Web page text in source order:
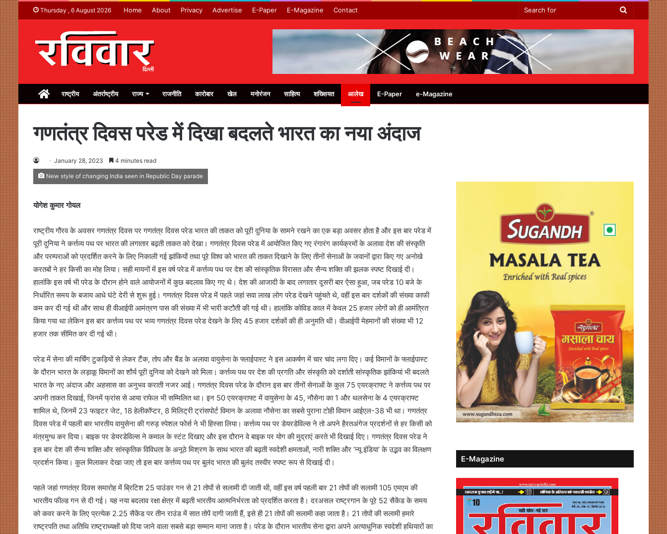
Thursday , 6 August 2026 Home About Privacy Advertise E-Paper E-Magazine Contact
Search
for
Homeराष्ट्रीय अंतर्राष्ट्रीय राज्य राजनीति कारोबार खेल मनोरंजन साहित्य शख्सियत आलेख E-Paper e-Magazine
गणतंत्र दिवस परेड में दिखा बदलते भारत का नया अंदाज
January 28, 2023 4 minutes read
New style of changing India seen in Republic Day parade
योगेश कुमार गोयल
राष्ट्रीय गौरव के अवसर गणतंत्र दिवस पर गणतंत्र दिवस परेड भारत की ताकत को पूरी दुनिया के सामने रखने का एक बड़ा अवसर होता है और इस बार परेड में
पूरी दुनिया ने कर्त्तव्य पथ पर भारत की लगातार बढ़ती ताकत को देखा। गणतंत्र दिवस परेड में आयोजित किए गए रंगारंग कार्यक्रमों के अलावा देश की संस्कृति
और परम्पराओं को प्रदर्शित करने के लिए निकाली गई झांकियों तथा पूरे विश्व को भारत की ताकत दिखाने के लिए तीनों सेनाओं के जवानों द्वारा किए गए अनोखे
करतबों ने हर किसी का मोह लिया। सही मायनों में इस वर्ष परेड में कर्त्तव्य पथ पर देश की सांस्कृतिक विरासत और सैन्य शक्ति की झलक स्पष्ट दिखाई दी।
हालांकि इस वर्ष भी परेड के दौरान होने वाले आयोजनों में कुछ बदलाव किए गए थे। देश की आजादी के बाद लगातार दूसरी बार ऐसा हुआ, जब परेड 10 बजे के
निर्धारित समय के बजाय आधे घंटे देरी से शुरू हुई। गणतंत्र दिवस परेड में पहले जहां सवा लाख लोग परेड देखने पहुंचते थे, वहीं इस बार दर्शकों की संख्या काफी
कम कर दी गई थी और साथ ही वीआईपी आमंत्रण पास की संख्या में भी भारी कटौती की गई थी। हालांकि कोविड काल में केवल 25 हजार लोगों को ही आमंत्रित
किया गया था लेकिन इस बार कर्त्तव्य पथ पर भव्य गणतंत्र दिवस परेड देखने के लिए 45 हजार दर्शकों की ही अनुमति थी। वीआईपी मेहमानों की संख्या भी 12
हजार तक सीमित कर दी गई थी।
परेड में सेना की मार्चिंग टुकड़ियों से लेकर टैंक, तोप और बैंड के अलावा वायुसेना के फ्लाईपास्ट ने इस आकर्षण में चार चांद लगा दिए। कई विमानों के फ्लाईपास्ट
के दौरान भारत के लड़ाकू विमानों का शौर्य पूरी दुनिया को देखने को मिला। कर्त्तव्य पथ पर देश की प्रगति और संस्कृति को दर्शाती सांस्कृतिक झांकियां भी बदलते
भारत के नए अंदाज और अहसास का अनुभव कराती नजर आई। गणतंत्र दिवस परेड के दौरान इस बार तीनों सेनाओं के कुल 75 एयरक्राफ्ट ने कर्त्तव्य पथ पर
अपनी ताकत दिखाई, जिनमें फ्रांस से आया राफेल भी सम्मिलित था। इन 50 एयरक्राफ्ट में वायुसेना के 45, नौसेना का 1 और थलसेना के 4 एयरक्राफ्ट
शामिल थे, जिनमें 23 फाइटर जेट, 18 हेलीकॉप्टर, 8 मिलिट्री ट्रांसपोर्ट विमान के अलावा नौसेना का सबसे पुराना टोही विमान आईएल-38 भी था। गणतंत्र
दिवस परेड में पहली बार भारतीय वायुसेना की गरुड़ स्पेशल फोर्स ने भी हिस्सा लिया। कर्त्तव्य पथ पर डेयरडेविल्स ने तो अपने हैरतअंगेज प्रदर्शनों से हर किसी को
मंत्रमुग्ध कर दिया। बाइक पर डेयरडेविल्स ने कमाल के स्टंट दिखाए और इस दौरान वे बाइक पर योग की मुद्राएं करते भी दिखाई दिए। गणतंत्र दिवस परेड ने
इस बार देश की सैन्य शक्ति और सांस्कृतिक विविधता के अनूठे मिश्रण के साथ भारत की बढ़ती स्वदेशी क्षमताओं, नारी शक्ति और ‘न्यू इंडिया’ के उद्भव का विलक्षण
प्रदर्शन किया। कुल मिलाकर देखा जाए तो इस बार कर्त्तव्य पथ पर बुलंद भारत की बुलंद तस्वीर स्पष्ट रूप से दिखाई दी।
पहले जहां गणतंत्र दिवस समारोह में ब्रिटिश 25 पाउंडर गन से 21 तोपों से सलामी दी जाती थी, वहीं इस वर्ष पहली बार 21 तोपों की सलामी 105 एमएम की
भारतीय फील्ड गन से दी गई। यह नया बदलाव रक्षा क्षेत्र में बढ़ती भारतीय आत्मनिर्भरता को प्रदर्शित करता है। दरअसल राष्ट्रगान के पूरे 52 सैकेंड के समय
को कवर करने के लिए प्रत्येक 2.25 सैकेंड पर तीन राउंड में सात तोपें दागी जाती हैं, इसे ही 21 तोपों की सलामी कहा जाता है। 21 तोपों की सलामी हमारे
राष्ट्रपति तथा अतिथि राष्ट्राध्यक्षों को दिया जाने वाला सबसे बड़ा सम्मान माना जाता है। परेड के दौरान भारतीय सेना द्वारा अपने अत्याधुनिक स्वदेशी हथियारों का
E-Magazine